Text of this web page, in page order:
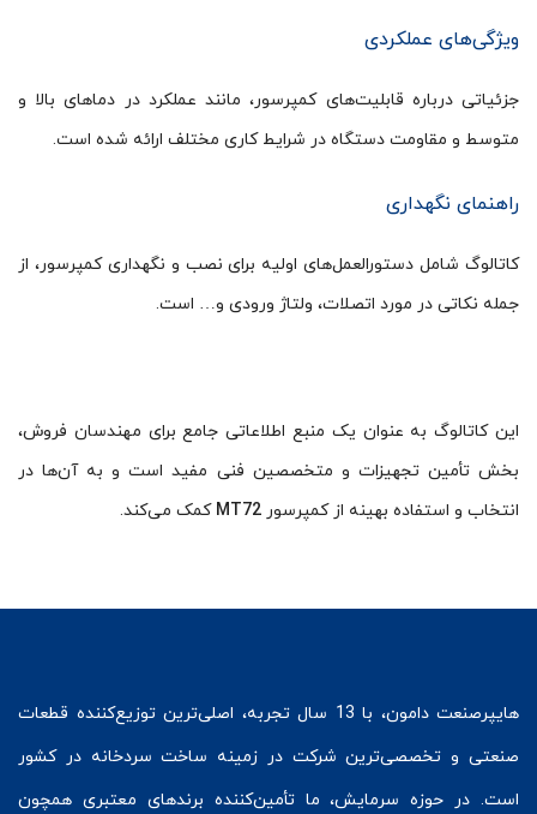
ویژگی‌های عملکردی
جزئیاتی درباره قابلیت‌های کمپرسور، مانند عملکرد در دماهای بالا و
متوسط و مقاومت دستگاه در شرایط کاری مختلف ارائه شده است.
راهنمای نگهداری
کاتالوگ شامل دستورالعمل‌های اولیه برای نصب و نگهداری کمپرسور، از
جمله نکاتی در مورد اتصلات، ولتاژ ورودی و… است.
این کاتالوگ به عنوان یک منبع اطلاعاتی جامع برای مهندسان فروش،
بخش تأمین تجهیزات و متخصصین فنی مفید است و به آن‌ها در
انتخاب و استفاده بهینه از کمپرسور MT72 کمک می‌کند.
هایپرصنعت
دامون، با 13 سال تجربه، اصلی‌ترین توزیع‌کننده قطعات
صنعتی و تخصصی‌ترین شرکت در زمینه ساخت سردخانه در کشور
است. در حوزه سرمایش، ما تأمین‌کننده برندهای معتبری همچون